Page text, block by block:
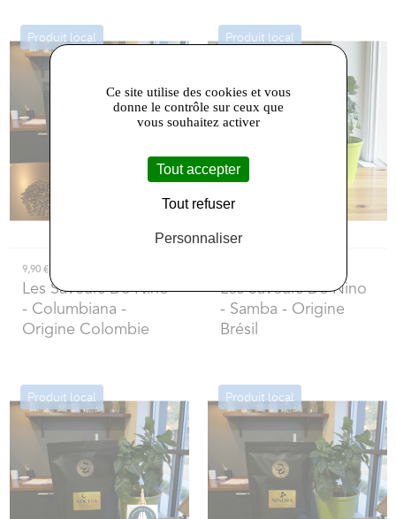
Produit local
9,90 €
Les Saveurs De Nino
- Columbiana -
Origine Colombie
Produit local
Les Saveurs De Nino
- Samba - Origine
Brésil
Produit local Produit local
Ce site utilise des cookies et vous
donne le contrôle sur ceux que
vous souhaitez activer
Tout accepter
Tout refuser
Personnaliser